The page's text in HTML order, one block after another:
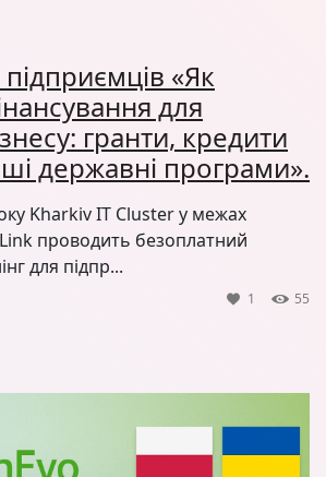
«Як
для
гранти, кредити
державні програми».
Kharkiv IT Cluster у межах
проводить безоплатний
для підпр...
1 55